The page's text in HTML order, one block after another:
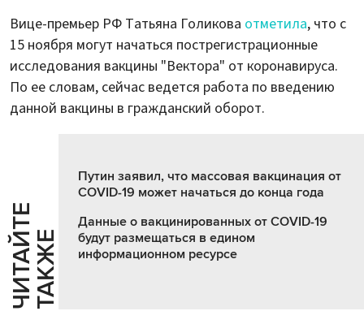
Вице-премьер РФ Татьяна Голикова отметила, что с
15 ноября могут начаться пострегистрационные
исследования вакцины "Вектора" от коронавируса.
По ее словам, сейчас ведется работа по введению
данной вакцины в гражданский оборот.
Ч
И
Т
АЙ
Т
Е
Т
А
К
ЖЕ
Путин заявил, что массовая вакцинация от
COVID-19 может начаться до конца года
Данные о вакцинированных от COVID-19
будут размещаться в едином
информационном ресурсе